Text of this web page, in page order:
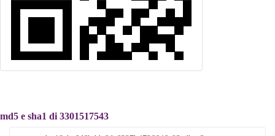
md5 e sha1 di 3301517543